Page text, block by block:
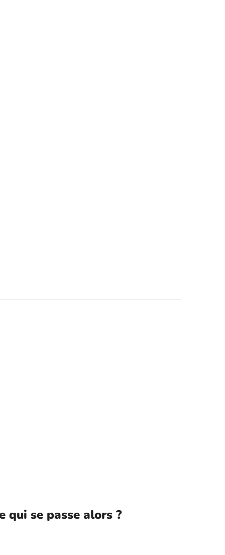
qui se passe alors ?